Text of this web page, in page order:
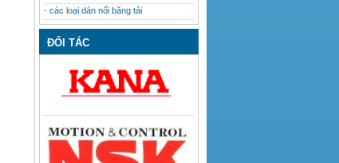
- các loại dán nối băng tải
ĐỐI TÁC